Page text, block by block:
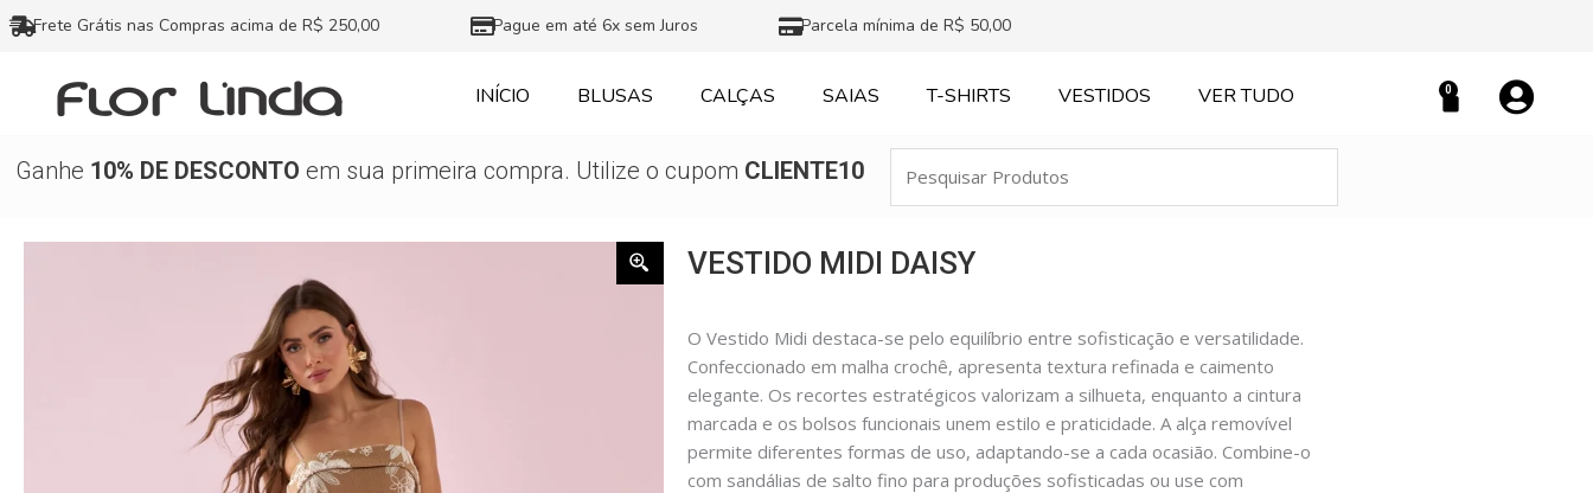
Ir
para
conteúdo
Frete Grátis nas Compras acima de R$ 250,00 Pague em até 6x sem Juros Parcela mínima de R$ 50,00
INÍCIO BLUSAS CALÇAS SAIAS T-SHIRTS VESTIDOS VER TUDO 0
Carrinho
Ganhe 10% DE DESCONTO em sua primeira compra. Utilize o cupom CLIENTE10
Produtos
VESTIDO MIDI DAISY
O Vestido Midi destaca-se pelo equilíbrio entre sofisticação e versatilidade.
Confeccionado em malha crochê, apresenta textura refinada e caimento
elegante. Os recortes estratégicos valorizam a silhueta, enquanto a cintura
marcada e os bolsos funcionais unem estilo e praticidade. A alça removível
permite diferentes formas de uso, adaptando-se a cada ocasião. Combine-o
com sandálias de salto fino para produções sofisticadas ou use com